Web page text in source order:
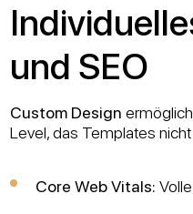
und SEO
Custom Design
Level, das Templates
Core Web Vitals: